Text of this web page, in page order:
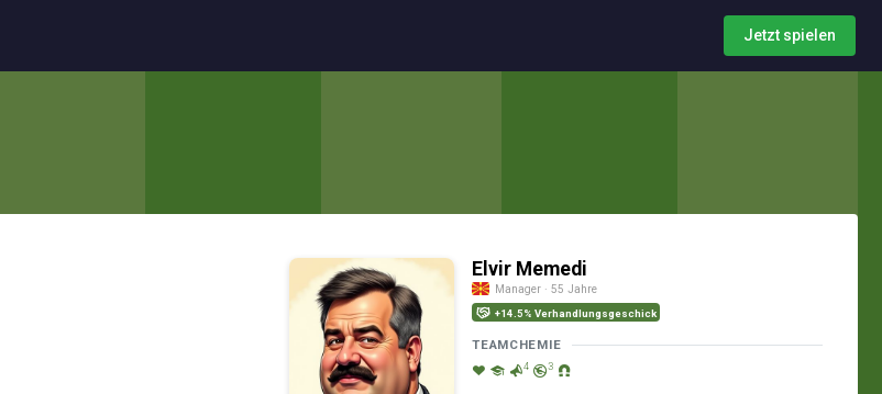
Jetzt spielen
Elvir Memedi
Manager · 55 Jahre
+14.5% Verhandlungsgeschick
TEAMCHEMIE
4 3